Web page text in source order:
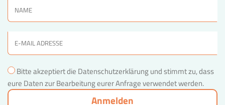
Bitte akzeptiert die Datenschutzerklärung und stimmt zu, dass
eure Daten zur Bearbeitung eurer Anfrage verwendet werden.